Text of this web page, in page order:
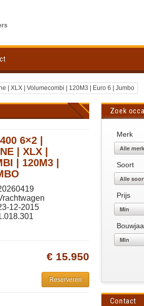
| XLX | Volumecombi | 120M3 | Euro 6 | Jumbo
6×2 |
| XLX |
| 120M3 |
12-2015
€ 15.950
Reserveren
Zoek
Merk
Soort
Prijs
Contact